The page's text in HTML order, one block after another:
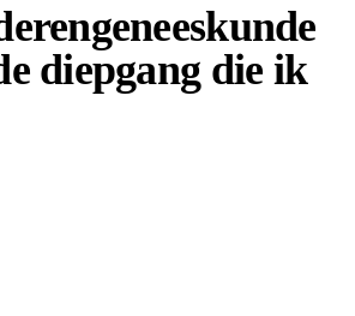
diepgang die ik